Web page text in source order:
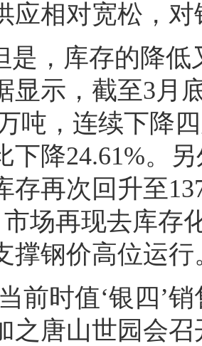
应相对宽松，
库存的降低
显示，截至3月
吨，连续下降
下降24.61%。
存再次回升至
市场再现去库存
撑钢价高位运行
时值‘银四’销
之唐山世园会